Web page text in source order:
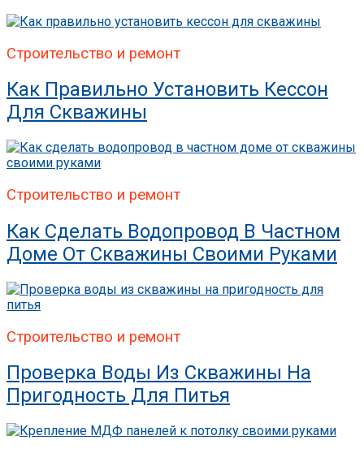
Строительство и ремонт
Как Правильно Установить Кессон
Для Скважины
Строительство и ремонт
Как Сделать Водопровод В Частном
Доме От Скважины Своими Руками
Строительство и ремонт
Проверка Воды Из Скважины На
Пригодность Для Питья